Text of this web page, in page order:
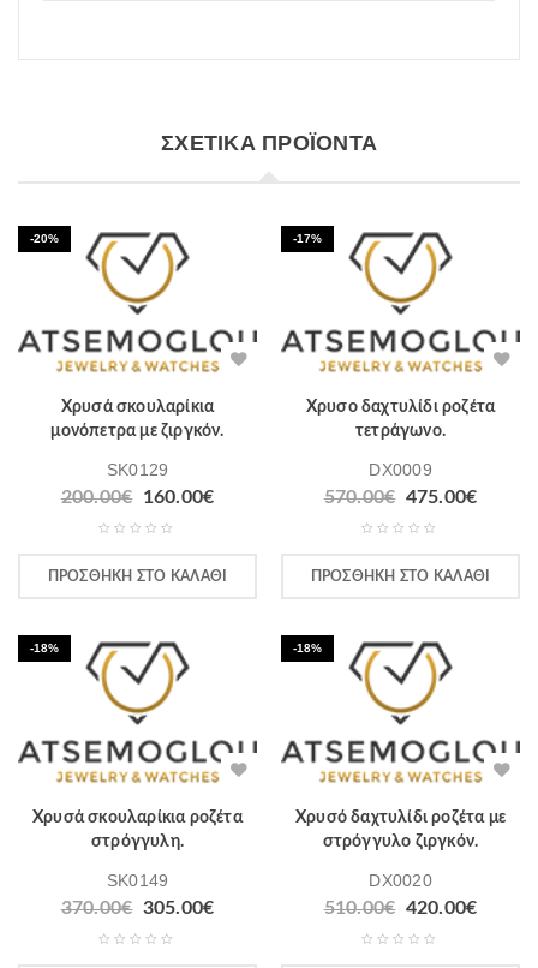
ΣΧΕΤΙΚΆ ΠΡΟΪΌΝΤΑ
-20%
Χρυσά σκουλαρίκια
μονόπετρα με ζιργκόν.
SK0129
200.00€ 160.00€
ΠΡΟΣΘΉΚΗ ΣΤΟ ΚΑΛΆΘΙ
-17%
Χρυσο δαχτυλίδι ροζέτα
τετράγωνο.
DX0009
570.00€ 475.00€
ΠΡΟΣΘΉΚΗ ΣΤΟ ΚΑΛΆΘΙ
-18%
Χρυσά σκουλαρίκια ροζέτα
στρόγγυλη.
SK0149
370.00€ 305.00€
-18%
Χρυσό δαχτυλίδι ροζέτα με
στρόγγυλο ζιργκόν.
DX0020
510.00€ 420.00€